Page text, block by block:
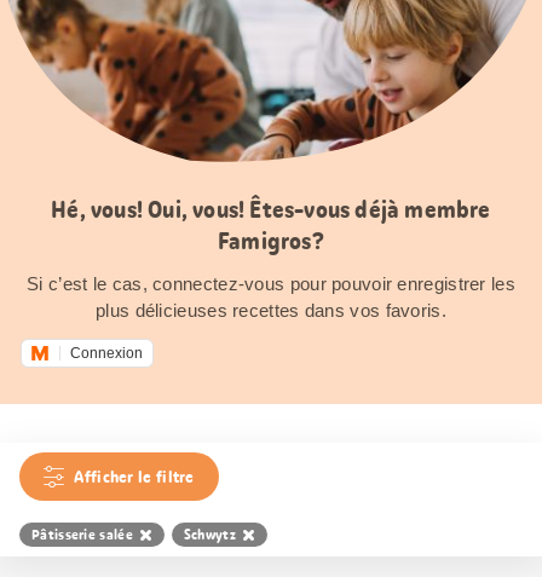
Hé, vous! Oui, vous! Êtes-vous déjà membre
Famigros?
Si c’est le cas, connectez-vous pour pouvoir enregistrer les
plus délicieuses recettes dans vos favoris.
Connexion
Afficher le filtre
Pâtisserie salée Schwytz